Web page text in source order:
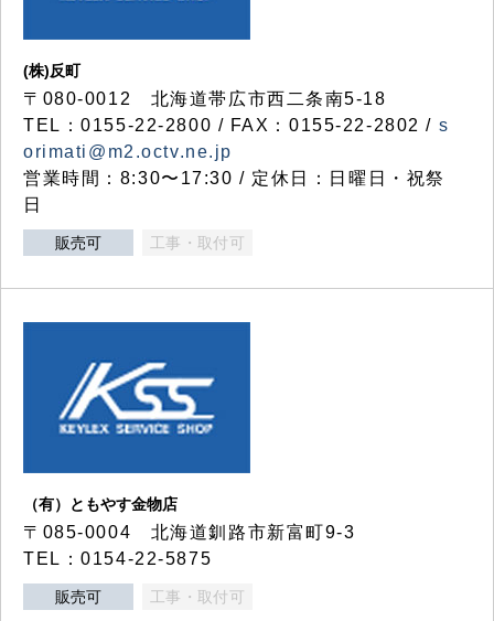
(株)反町
〒080-0012 北海道帯広市西二条南5-18
TEL：0155-22-2800 / FAX：0155-22-2802 / s
orimati@m2.octv.ne.jp
営業時間：8:30〜17:30 / 定休日：日曜日・祝祭
日
販売可 工事・取付可
（有）ともやす金物店
〒085-0004 北海道釧路市新富町9-3
TEL：0154-22-5875
販売可 工事・取付可